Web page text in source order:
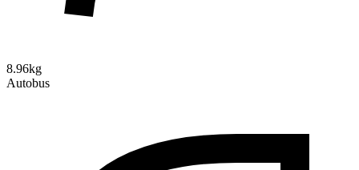
8.96kg
Autobus